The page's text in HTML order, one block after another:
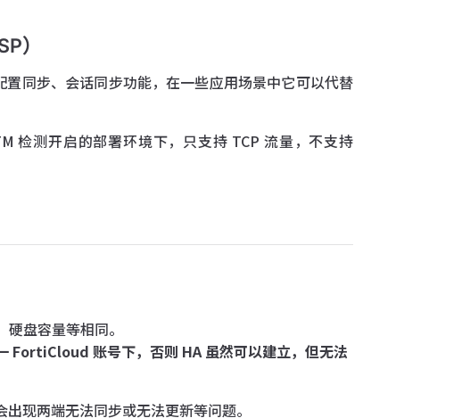
）
同步、会话同步功能，在一些应用场景中它可以代替
检测开启的部署环境下，只支持 TCP 流量，不支持
盘容量等相同。
FortiCloud 账号下，否则 HA 虽然可以建立，但无法
现两端无法同步或无法更新等问题。